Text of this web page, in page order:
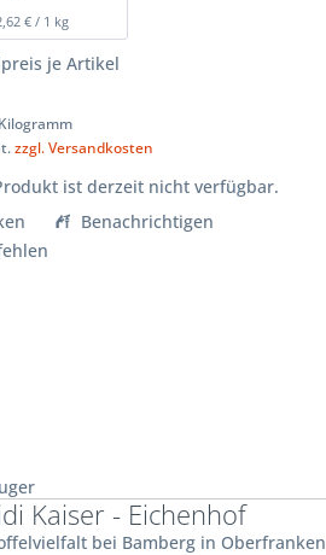
€ / 1 kg
je Artikel
zzgl. Versandkosten
ist derzeit nicht verfügbar.
Benachrichtigen
Kaiser - Eichenhof
bei Bamberg in Oberfranken